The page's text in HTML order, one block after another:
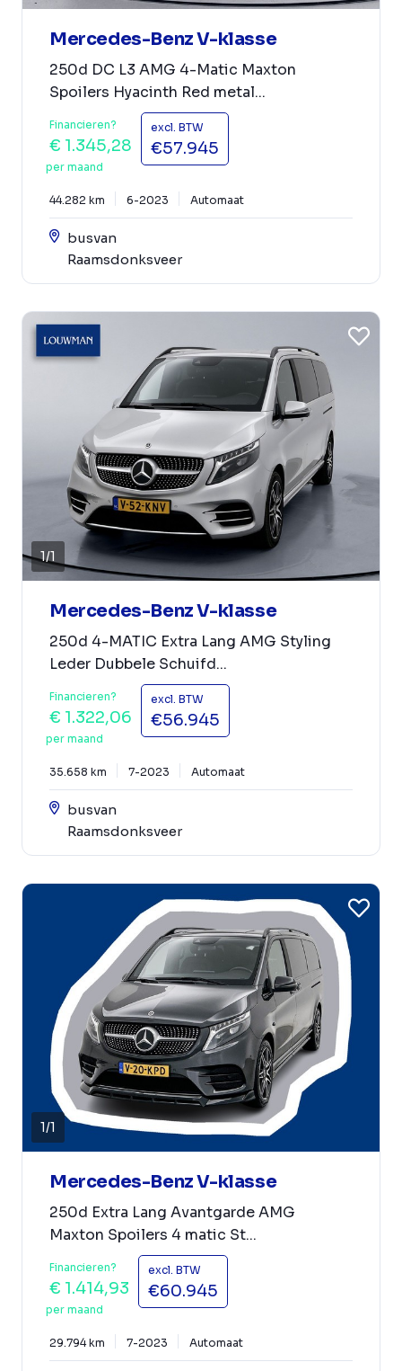
Mercedes-Benz V-klasse
250d DC L3 AMG 4-Matic Maxton
Spoilers Hyacinth Red metal...
Financieren?
€ 1.345,28
per maand
excl. BTW
€57.945
44.282 km 6-2023 Automaat
busvan
Raamsdonksveer
1/1
Mercedes-Benz V-klasse
250d 4-MATIC Extra Lang AMG Styling
Leder Dubbele Schuifd...
Financieren?
€ 1.322,06
per maand
excl. BTW
€56.945
35.658 km 7-2023 Automaat
busvan
Raamsdonksveer
1/1
Mercedes-Benz V-klasse
250d Extra Lang Avantgarde AMG
Maxton Spoilers 4 matic St...
Financieren?
€ 1.414,93
per maand
excl. BTW
€60.945
29.794 km 7-2023 Automaat